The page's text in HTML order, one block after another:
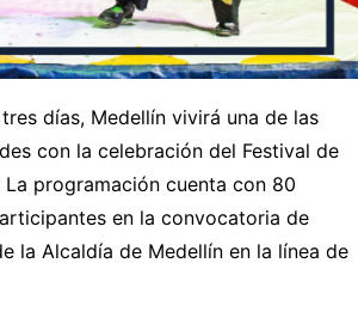
días, Medellín vivirá una de las
con la celebración del Festival de
programación cuenta con 80
en la convocatoria de
la Alcaldía de Medellín en la línea de